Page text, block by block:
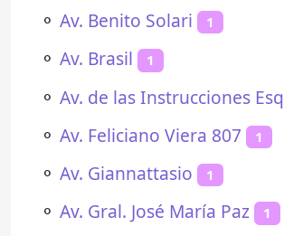
⚬ Av. Benito Solari 1
⚬ Av. Brasil 1
⚬ Av. de las Instrucciones Esq
⚬ Av. Feliciano Viera 807 1
⚬ Av. Giannattasio 1
⚬ Av. Gral. José María Paz 1